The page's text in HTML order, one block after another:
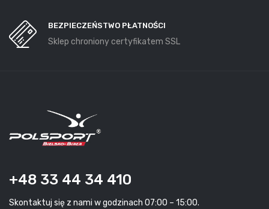
BEZPIECZEŃSTWO PŁATNOŚCI
Sklep chroniony certyfikatem SSL
+48 33 44 34 410
Skontaktuj się z nami w godzinach 07:00 – 15:00.